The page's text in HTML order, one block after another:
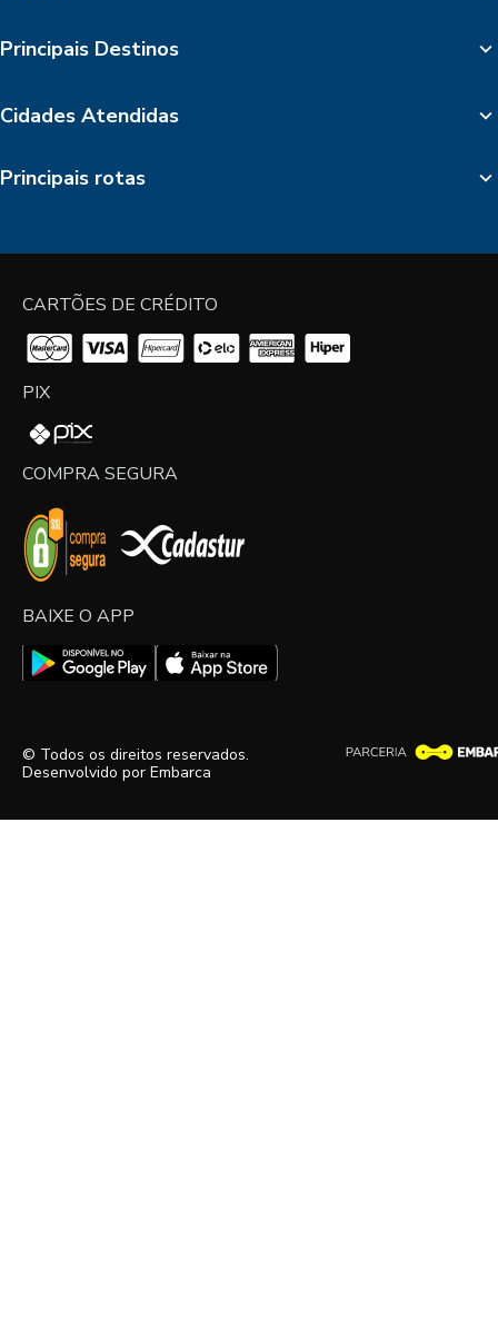
Principais Destinos
Cidades Atendidas
Principais rotas
CARTÕES DE CRÉDITO
PIX
COMPRA SEGURA
BAIXE O APP
© Todos os direitos reservados.
Desenvolvido por Embarca